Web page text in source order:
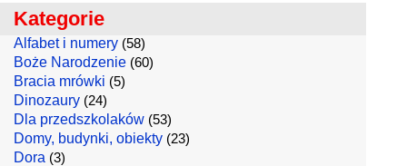
Kategorie
Alfabet i numery (58)
Boże Narodzenie (60)
Bracia mrówki (5)
Dinozaury (24)
Dla przedszkolaków (53)
Domy, budynki, obiekty (23)
Dora (3)